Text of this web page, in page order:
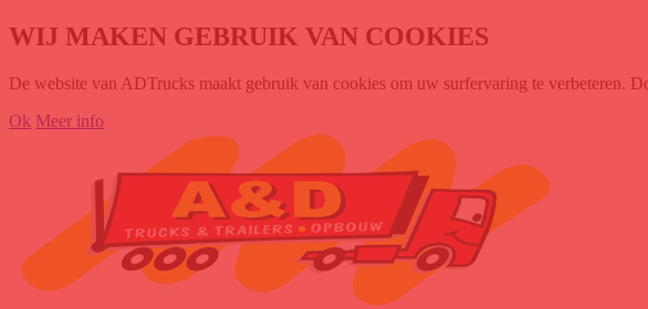
WIJ MAKEN GEBRUIK VAN COOKIES
De website van ADTrucks maakt gebruik van cookies om uw surfervaring te verbeteren.
Ok Meer info